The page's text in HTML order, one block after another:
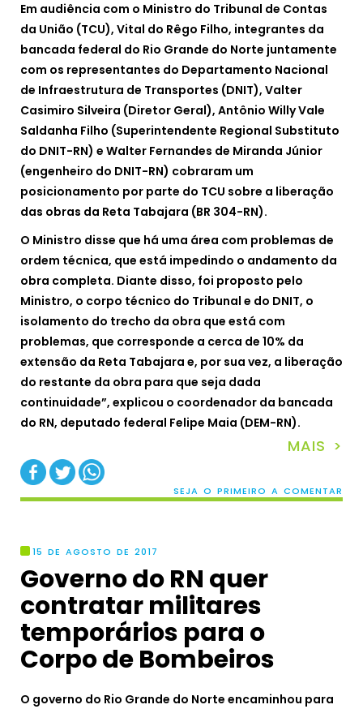
Em audiência com o Ministro do Tribunal de Contas
da União (TCU), Vital do Rêgo Filho, integrantes da
bancada federal do Rio Grande do Norte juntamente
com os representantes do Departamento Nacional
de Infraestrutura de Transportes (DNIT), Valter
Casimiro Silveira (Diretor Geral), Antônio Willy Vale
Saldanha Filho (Superintendente Regional Substituto
do DNIT-RN) e Walter Fernandes de Miranda Júnior
(engenheiro do DNIT-RN) cobraram um
posicionamento por parte do TCU sobre a liberação
das obras da Reta Tabajara (BR 304-RN).
O Ministro disse que há uma área com problemas de
ordem técnica, que está impedindo o andamento da
obra completa. Diante disso, foi proposto pelo
Ministro, o corpo técnico do Tribunal e do DNIT, o
isolamento do trecho da obra que está com
problemas, que corresponde a cerca de 10% da
extensão da Reta Tabajara e, por sua vez, a liberação
do restante da obra para que seja dada
continuidade”, explicou o coordenador da bancada
do RN, deputado federal Felipe Maia (DEM-RN).
MAIS >
SEJA O PRIMEIRO A COMENTAR
15 DE AGOSTO DE 2017
Governo do RN quer
contratar militares
temporários para o
Corpo de Bombeiros
O governo do Rio Grande do Norte encaminhou para